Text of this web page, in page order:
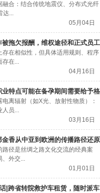
合：结合传统地震仪、分布式光纤
达...
05月04日
拖欠报酬，维权途径和正式员工
在相似性，但具体适用规则、程序
存在...
04月16日
特点可能在备孕期间需要给予格
离辐射（如X光、放射性物质）：
人员...
03月16日
香从中亚到欧洲的传播路径还原
径是丝绸之路文化交流的经典案
、外交...
01月01日
|跨省转院救护车租赁，随时派车